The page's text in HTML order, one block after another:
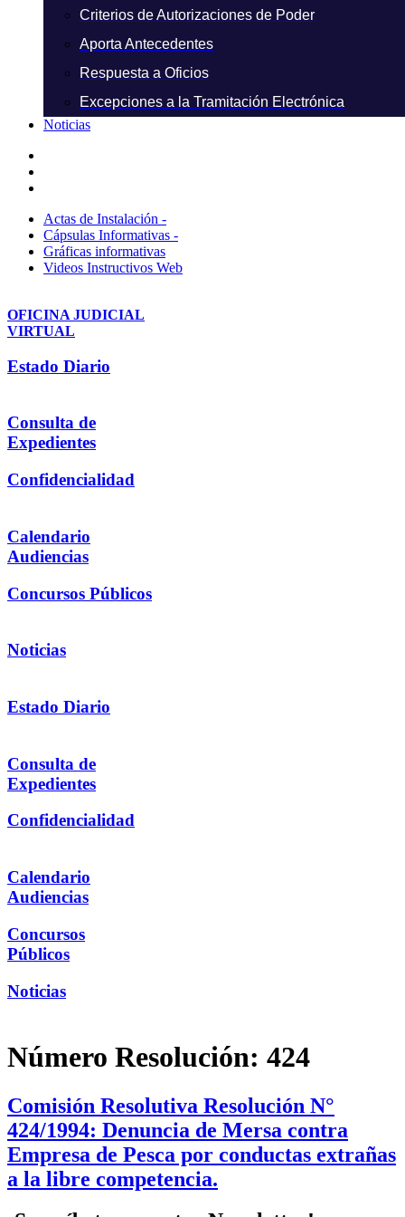
Criterios de Autorizaciones de Poder
Aporta Antecedentes
Respuesta a Oficios
Excepciones a la Tramitación Electrónica
Noticias
Actas de Instalación -
Cápsulas Informativas -
Gráficas informativas
Videos Instructivos Web
OFICINA JUDICIAL
VIRTUAL
Estado Diario
Consulta de
Expedientes
Confidencialidad
Calendario
Audiencias
Concursos Públicos
Noticias
Estado Diario
Consulta de
Expedientes
Confidencialidad
Calendario
Audiencias
Concursos
Públicos
Noticias
Número Resolución: 424
Comisión Resolutiva Resolución N°
424/1994: Denuncia de Mersa contra
Empresa de Pesca por conductas extrañas
a la libre competencia.